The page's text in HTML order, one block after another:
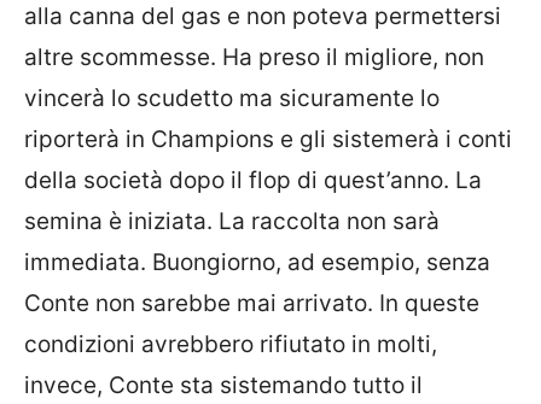
alla canna del gas e non poteva permettersi
altre scommesse. Ha preso il migliore, non
vincerà lo scudetto ma sicuramente lo
riporterà in Champions e gli sistemerà i conti
della società dopo il flop di quest’anno. La
semina è iniziata. La raccolta non sarà
immediata. Buongiorno, ad esempio, senza
Conte non sarebbe mai arrivato. In queste
condizioni avrebbero rifiutato in molti,
invece, Conte sta sistemando tutto il